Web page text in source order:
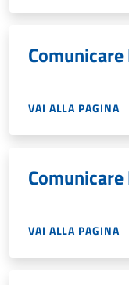
VAI ALLA PAGINA
VAI ALLA PAGINA